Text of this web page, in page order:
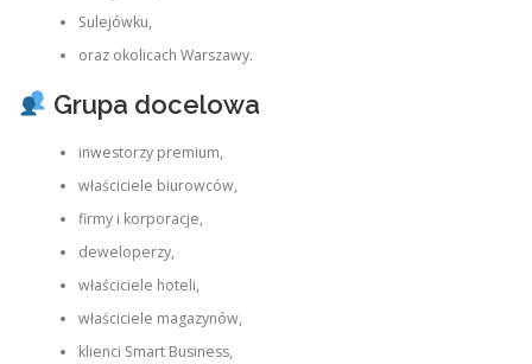
Sulejówku,
oraz okolicach Warszawy.
Grupa docelowa
inwestorzy premium,
właściciele biurowców,
firmy i korporacje,
deweloperzy,
właściciele hoteli,
właściciele magazynów,
klienci Smart Business,